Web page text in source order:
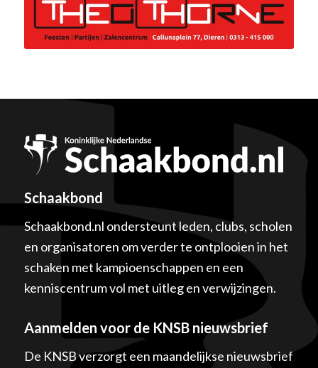
Schaakbond
Schaakbond.nl ondersteunt leden, clubs, scholen
en organisatoren om verder te ontplooien in het
schaken met kampioenschappen en een
kenniscentrum vol met uitleg en verwijzingen.
Aanmelden voor de KNSB nieuwsbrief
De KNSB verzorgt een maandelijkse nieuwsbrief